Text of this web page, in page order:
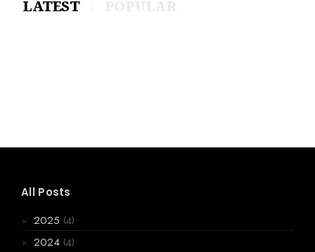
LATEST
All Posts
► 2025 (4)
► 2024 (4)